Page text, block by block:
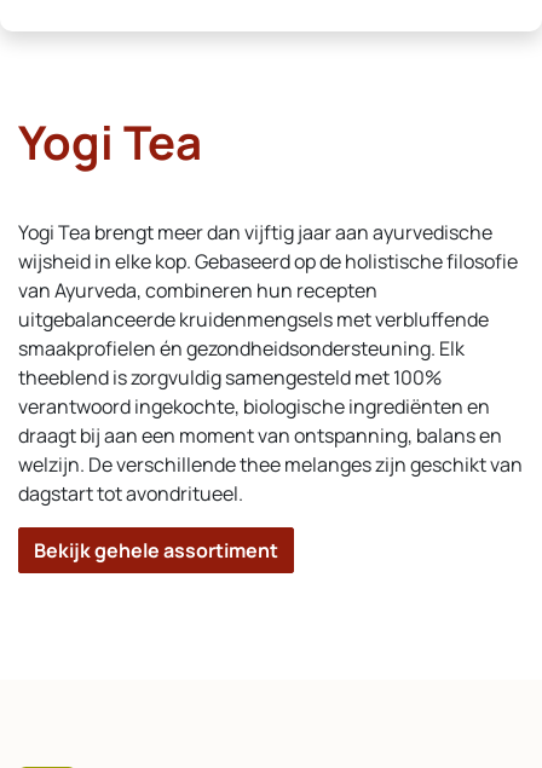
Yogi Tea
Yogi Tea brengt meer dan vijftig jaar aan ayurvedische
wijsheid in elke kop. Gebaseerd op de holistische filosofie
van Ayurveda, combineren hun recepten
uitgebalanceerde kruidenmengsels met verbluffende
smaakprofielen én gezondheidsondersteuning. Elk
theeblend is zorgvuldig samengesteld met 100%
verantwoord ingekochte, biologische ingrediënten en
draagt bij aan een moment van ontspanning, balans en
welzijn. De verschillende thee melanges zijn geschikt van
dagstart tot avondritueel.
Bekijk gehele assortiment